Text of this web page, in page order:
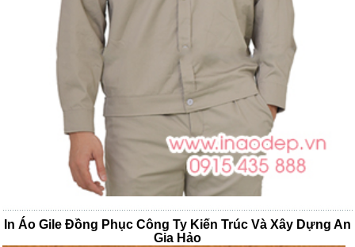
In Áo Gile Đồng Phục Công Ty Kiến Trúc Và Xây Dựng An
Gia Hảo